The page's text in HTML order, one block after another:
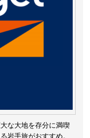
な大地を存分に満喫
岩手旅がおすすめ。